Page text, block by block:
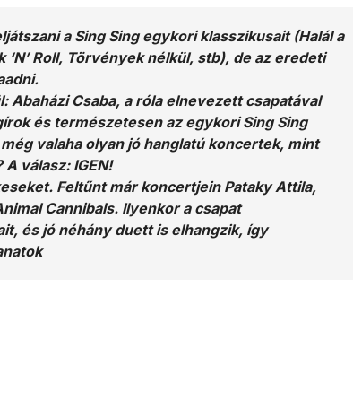
a Sing Sing egykori klasszikusait (Halál a
Roll, Törvények nélkül, stb), de az eredeti
Abaházi Csaba, a róla elnevezett csapatával
és természetesen az egykori Sing Sing
valaha olyan jó hanglatú koncertek, mint
válasz: IGEN!
Feltűnt már koncertjein Pataky Attila,
Cannibals. Ilyenkor a csapat
és jó néhány duett is elhangzik, így